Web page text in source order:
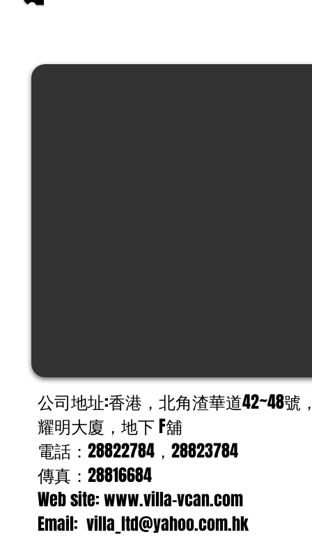
公司地址:香港，北角渣華道42~48號
耀明大廈，地下 F舖
電話：28822784，28823784
傳真：28816684
Web site: www.villa-vcan.com
Email: villa_ltd@yahoo.com.hk